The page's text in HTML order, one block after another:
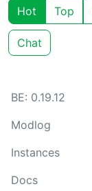
Hot Top
Chat
BE: 0.19.12
Modlog
Instances
Docs